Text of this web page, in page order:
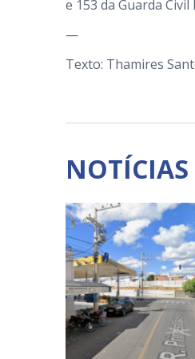
e 153 da Guarda Civil
—
Texto: Thamires